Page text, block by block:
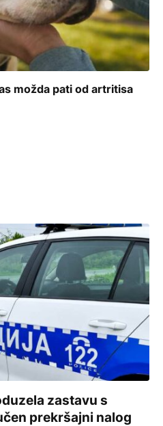
možda pati od artritisa
zastavu s
prekršajni nalog